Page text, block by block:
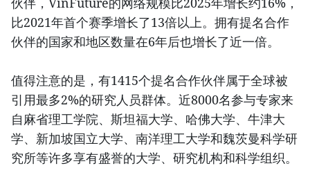
比2021年首个赛季增长了13倍以上。拥有提名合作
伙伴的国家和地区数量在6年后也增长了近一倍。
值得注意的是，有1415个提名合作伙伴属于全球被
引用最多2%的研究人员群体。近8000名参与专家来
自麻省理工学院、斯坦福大学、哈佛大学、牛津大
学、新加坡国立大学、南洋理工大学和魏茨曼科学研
究所等许多享有盛誉的大学、研究机构和科学组织。